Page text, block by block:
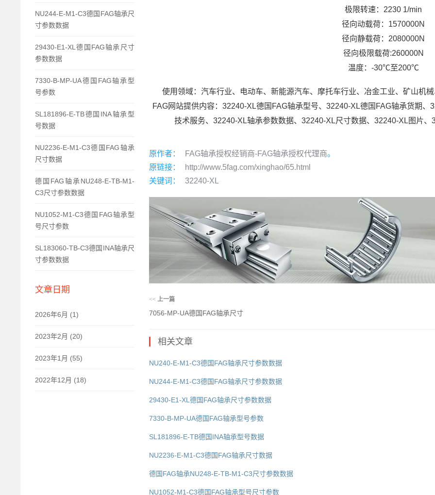
NU244-E-M1-C3德国FAG轴承尺
寸参数数据
29430-E1-XL德国FAG轴承尺寸
参数数据
7330-B-MP-UA德国FAG轴承型
号参数
SL181896-E-TB德国INA轴承型
号数据
NU2236-E-M1-C3德国FAG轴承
尺寸数据
德国FAG轴承NU248-E-TB-M1-
C3尺寸参数数据
NU1052-M1-C3德国FAG轴承型
号尺寸参数
SL183060-TB-C3德国INA轴承尺
寸参数数据
文章日期
2026年6月 (1)
2023年2月 (20)
2023年1月 (55)
2022年12月 (18)
极限转速：2230 1/min
径向动载荷：1570000N
径向静载荷：2080000N
径向极限载荷:260000N
温度：-30℃至200℃
使用领域：汽车行业、电动车、新能源汽车、摩托车行业、冶金工业、矿山机
FAG网站提供内容：32240-XL德国FAG轴承型号、32240-XL德国FAG轴承货期
技术服务、32240-XL轴承参数数据、32240-XL尺寸数据、32240-XL图片
原作者： FAG轴承授权经销商-FAG轴承授权代理商。
原链接：
http://www.5fag.com/xinghao/65.html
关键词：
32240-XL
<< 上一篇
7056-MP-UA德国FAG轴承尺寸
相关文章
NU240-E-M1-C3德国FAG轴承尺寸参数数据
NU244-E-M1-C3德国FAG轴承尺寸参数数据
29430-E1-XL德国FAG轴承尺寸参数数据
7330-B-MP-UA德国FAG轴承型号参数
SL181896-E-TB德国INA轴承型号数据
NU2236-E-M1-C3德国FAG轴承尺寸数据
德国FAG轴承NU248-E-TB-M1-C3尺寸参数数据
NU1052-M1-C3德国FAG轴承型号尺寸参数